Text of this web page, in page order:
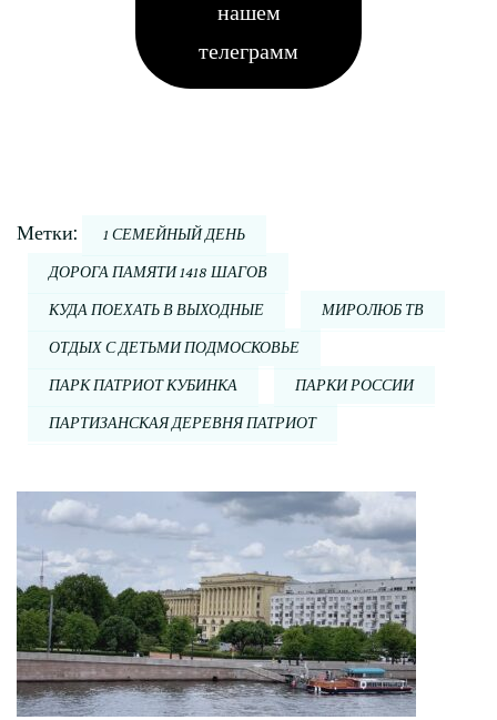
нашем
телеграмм
Метки: 1 СЕМЕЙНЫЙ ДЕНЬ
ДОРОГА ПАМЯТИ 1418 ШАГОВ
КУДА ПОЕХАТЬ В ВЫХОДНЫЕ МИРОЛЮБ ТВ
ОТДЫХ С ДЕТЬМИ ПОДМОСКОВЬЕ
ПАРК ПАТРИОТ КУБИНКА ПАРКИ РОССИИ
ПАРТИЗАНСКАЯ ДЕРЕВНЯ ПАТРИОТ
Навигация
по
записи